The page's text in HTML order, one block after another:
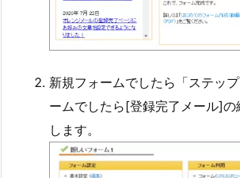
新規フォームでしたら「ステッ
ームでしたら[登録完了メール]の
します。